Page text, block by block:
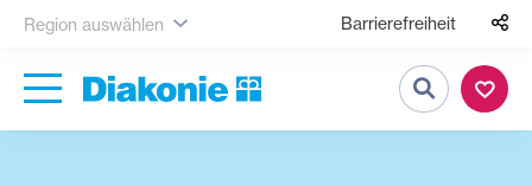
Region auswählen Barrierefreiheit
Suche